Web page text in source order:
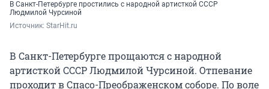
В Санкт-Петербурге простились с народной артисткой СССР
Людмилой Чурсиной
Источник: StarHit.ru
В Санкт-Петербурге прощаются с народной
артисткой СССР Людмилой Чурсиной. Отпевание
проходит в Спасо-Преображенском соборе. По воле